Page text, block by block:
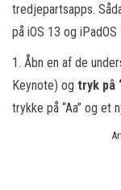
tredjepartsapps.
på iOS 13 og iPadOS
1. Åbn en af de
Keynote) og tryk på
trykke på “Aa” og et